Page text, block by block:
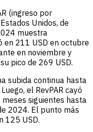
(ingreso por
Unidos, de
muestra
en 211 USD en octubre
en noviembre y
pico de 269 USD.
subida continua hasta
el RevPAR cayó
siguientes hasta
2024. El punto más
125 USD.